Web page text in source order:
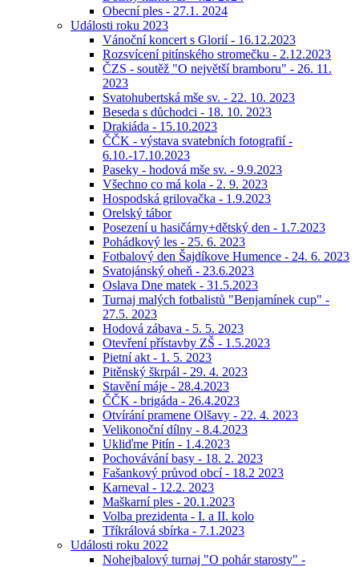
Obecní ples - 27.1. 2024
Události roku 2023
Vánoční koncert s Glorií - 16.12.2023
Rozsvícení pitínského stromečku - 2.12.2023
ČZS - soutěž "O největší bramboru" - 26. 11.
2023
Svatohubertská mše sv. - 22. 10. 2023
Beseda s důchodci - 18. 10. 2023
Drakiáda - 15.10.2023
ČČK - výstava svatebních fotografií -
6.10.-17.10.2023
Paseky - hodová mše sv. - 9.9.2023
Všechno co má kola - 2. 9. 2023
Hospodská grilovačka - 1.9.2023
Orelský tábor
Posezení u hasičárny+dětský den - 1.7.2023
Pohádkový les - 25. 6. 2023
Fotbalový den Šajdíkove Humence - 24. 6. 2023
Svatojánský oheň - 23.6.2023
Oslava Dne matek - 31.5.2023
Turnaj malých fotbalistů "Benjamínek cup" -
27.5. 2023
Hodová zábava - 5. 5. 2023
Otevření přístavby ZŠ - 1.5.2023
Pietní akt - 1. 5. 2023
Pitěnský škrpál - 29. 4. 2023
Stavění máje - 28.4.2023
ČČK - brigáda - 26.4.2023
Otvírání pramene Olšavy - 22. 4. 2023
Velikonoční dílny - 8.4.2023
Ukliďme Pitín - 1.4.2023
Pochovávání basy - 18. 2. 2023
Fašankový průvod obcí - 18.2 2023
Karneval - 12.2. 2023
Maškarní ples - 20.1.2023
Volba prezidenta - I. a II. kolo
Tříkrálová sbírka - 7.1.2023
Události roku 2022
Nohejbalový turnaj "O pohár starosty" -